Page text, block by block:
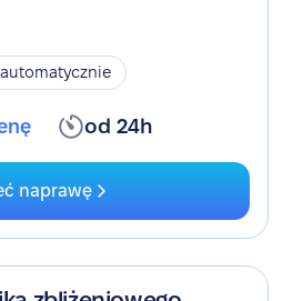
od 24h
naprawę